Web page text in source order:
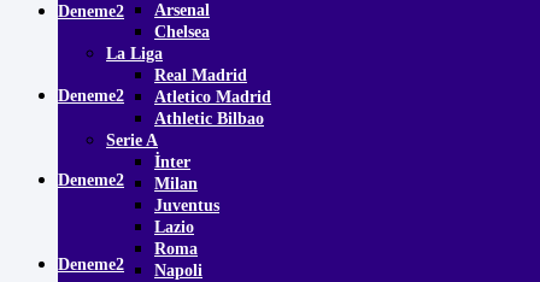
Arsenal
Chelsea
La Liga
Real Madrid
Atletico Madrid
Athletic Bilbao
Serie A
İnter
Milan
Juventus
Lazio
Roma
Napoli
Deneme2
Deneme2
Deneme2
Deneme2